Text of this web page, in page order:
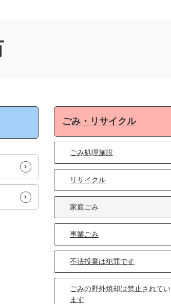
ごみ・リサイクル
ごみ処理施設
リサイクル
家庭ごみ
事業ごみ
不法投棄は犯罪です
ごみの野外焼却は禁止されてい
ます